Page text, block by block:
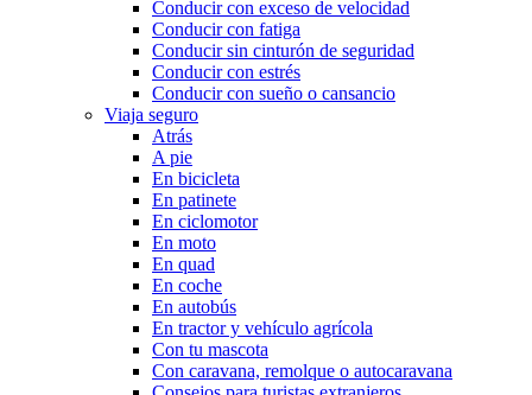
Conducir con exceso de velocidad
Conducir con fatiga
Conducir sin cinturón de seguridad
Conducir con estrés
Conducir con sueño o cansancio
Viaja seguro
Atrás
A pie
En bicicleta
En patinete
En ciclomotor
En moto
En quad
En coche
En autobús
En tractor y vehículo agrícola
Con tu mascota
Con caravana, remolque o autocaravana